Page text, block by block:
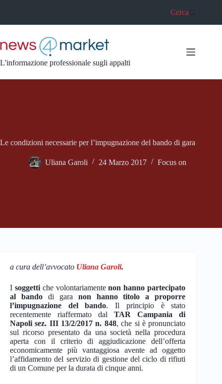
Cerca
L'informazione professionale sugli appalti
Le condizioni necessarie per l’impugnazione del bando di gara
Uliana Garoli 24 Marzo 2017 Focus on
a cura dell’avvocato Uliana Garoli.
I soggettiche volontariamentenon hanno partecipato
al bandodi gara non hanno titolo a proporre
l’impugnazione del bando. Il principio è stato
recentemente riaffermato dal TAR Campania di
Napoli sez. III 13/2/2017 n. 848, che si è pronunciato
sul ricorso presentato da una società nella procedura
aperta con il criterio di aggiudicazione dell’offerta
economicamente più vantaggiosa avente ad oggetto
l’affidamento del servizio di gestione del ciclo di rifiuti
di un Comune per la durata di cinque anni.